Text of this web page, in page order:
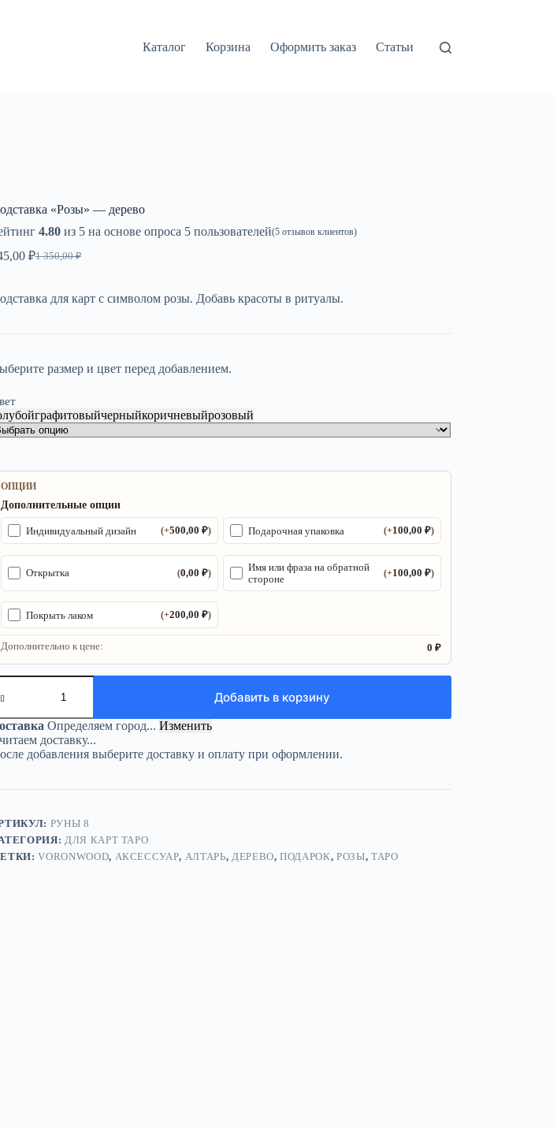
Каталог Корзина Оформить заказ Статьи
«Розы» — дерево
4.80из 5 на основе опроса 5пользователей(5отзывов клиентов)
1 350,00₽
Первоначальная
1
₽Текущая
для карт с символом розы. Добавь красоты в ритуалы.
размер и цвет перед добавлением.
графитовыйчерныйкоричневыйрозовый
ОПЦИИ
Дополнительные опции
Индивидуальный дизайн (+500,00₽) Подарочная упаковка (+100,00 ₽)
Открытка (0,00₽)
Имя или фраза на обратной
стороне
(+100,00 ₽)
Покрыть лаком (+200,00₽)
Дополнительно к цене: 0 ₽
Добавить в корзину
Определяем город... Изменить
доставку...
добавления выберите доставку и оплату при оформлении.
РУНЫ 8
ДЛЯ КАРТ ТАРО
VORONWOOD, АКСЕССУАР, АЛТАРЬ, ДЕРЕВО,ПОДАРОК,РОЗЫ, ТАРО